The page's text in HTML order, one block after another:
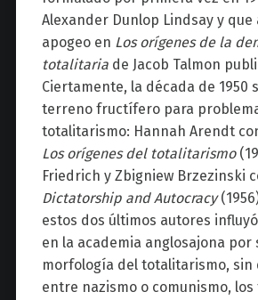
Alexander Dunlop Lindsay y que
apogeo en Los orígenes de la
totalitariade Jacob Talmon
Ciertamente, la década de 1950
terreno fructífero para
totalitarismo: Hannah Arendt
Los orígenes del totalitarismo
Friedrich y Zbigniew Brzezinski
Dictatorship and Autocracy
estos dos últimos autores
en la academia anglosajona por
morfología del totalitarismo,
entre nazismo o comunismo,